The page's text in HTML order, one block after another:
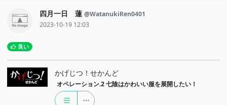
四月一日 蓮 @WatanukiRen0401
2023-10-19 12:03
良い
かげじつ！せかんど
オペレーション.2 七陰はかわいい服を展開したい！